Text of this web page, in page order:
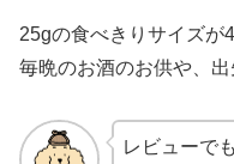
25gの食べきりサイズが
毎晩のお酒のお供や、
レビューで